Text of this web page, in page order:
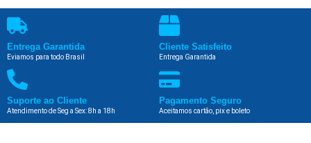
Entrega Garantida
Eviamos para todo Brasil
Cliente Satisfeito
Entrega Garantida
Suporte ao Cliente
Atendimento de Seg a Sex: 8h a 18h
Pagamento Seguro
Aceitamos cartão, pix e boleto